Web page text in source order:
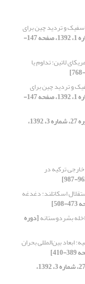
و تردید ‏چین برای
[دوره 27، شماره 1، 1392، صفحه 147-
لاتین: تداوم یا
و تردید ‏چین برای
[دوره 27، شماره 1، 1392، صفحه 147-
[دوره 27، شماره 3، 1392،
ترکیه در
سال 2014 استقلال اسکاتلند: دغدغه
بشردوستانه[دوره
ابعاد بین‌المللی بحران
[دوره 27، شماره 3، 1392،